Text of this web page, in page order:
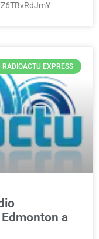
RADIOACTU EXPRESS
a